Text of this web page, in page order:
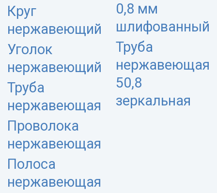
Круг
нержавеющий
Уголок
нержавеющий
Труба
нержавеющая
Проволока
нержавеющая
Полоса
нержавеющая
0,8 мм
шлифованный
Труба
нержавеющая
50,8
зеркальная